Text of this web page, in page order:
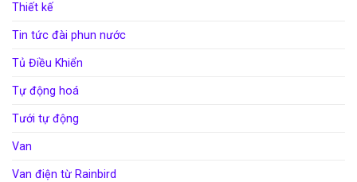
Thiết kế
Tin tức đài phun nước
Tủ Điều Khiển
Tự động hoá
Tưới tự động
Van
Van điện từ Rainbird